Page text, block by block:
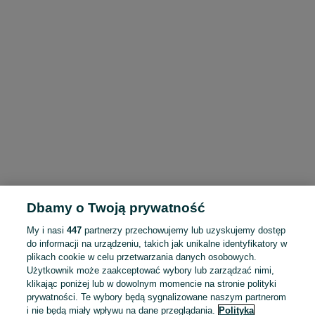
Dbamy o Twoją prywatność
My i nasi447 partnerzy przechowujemy lub uzyskujemy dostęp
do informacji na urządzeniu, takich jak unikalne identyfikatory w
plikach cookie w celu przetwarzania danych osobowych.
Użytkownik może zaakceptować wybory lub zarządzać nimi,
klikając poniżej lub w dowolnym momencie na stronie polityki
prywatności. Te wybory będą sygnalizowane naszym partnerom
i nie będą miały wpływu na dane przeglądania. Polityka